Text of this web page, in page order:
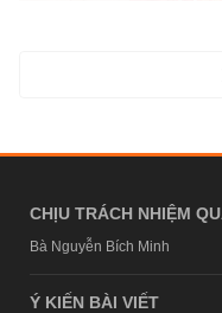
CHỊU TRÁCH NHIỆM
Bà Nguyễn Bích Minh
Ý KIẾN BÀI VIẾT